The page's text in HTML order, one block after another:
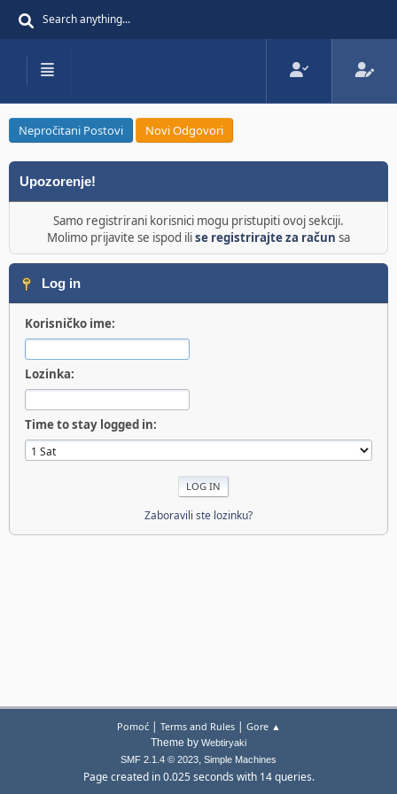
Nepročitani Postovi Novi Odgovori
Upozorenje!
Samo registrirani korisnici mogu pristupiti ovoj sekciji.
Molimo prijavite se ispod ilise registrirajte za račun sa
Log in
Korisničko ime:
Lozinka:
Time to stay logged in:
Zaboravili ste lozinku?
Pomoć| Terms and Rules| Gore ▲
Theme by Webtiryaki
SMF 2.1.4 © 2023, Simple Machines
Page created in 0.025 seconds with 14 queries.